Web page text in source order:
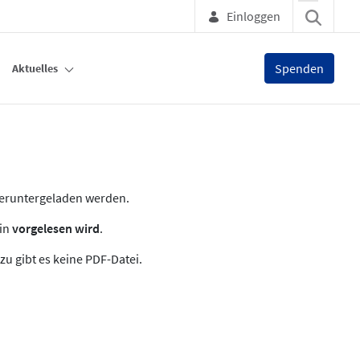
Einloggen
Aktuelles Spenden
werden.
vorgelesen wird.
gibt es keine PDF-Datei.